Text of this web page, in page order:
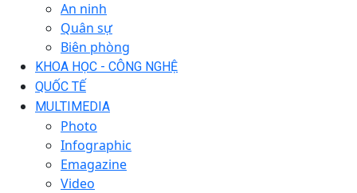
An ninh
Quân sự
Biên phòng
KHOA HỌC - CÔNG NGHỆ
QUỐC TẾ
MULTIMEDIA
Photo
Infographic
Emagazine
Video